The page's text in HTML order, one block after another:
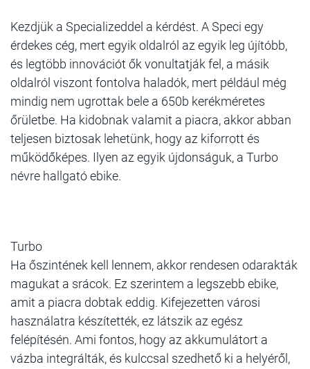
Kezdjük a Specializeddel a kérdést. A Speci egy
érdekes cég, mert egyik oldalról az egyik leg újítóbb,
és legtöbb innovációt ők vonultatják fel, a másik
oldalról viszont fontolva haladók, mert például még
mindig nem ugrottak bele a 650b kerékméretes
őrületbe. Ha kidobnak valamit a piacra, akkor abban
teljesen biztosak lehetünk, hogy az kiforrott és
működőképes. Ilyen az egyik újdonságuk, a Turbo
névre hallgató ebike.
Turbo
Ha őszintének kell lennem, akkor rendesen odarakták
magukat a srácok. Ez szerintem a legszebb ebike,
amit a piacra dobtak eddig. Kifejezetten városi
használatra készítették, ez látszik az egész
felépítésén. Ami fontos, hogy az akkumulátort a
vázba integrálták, és kulccsal szedhető ki a helyéről,